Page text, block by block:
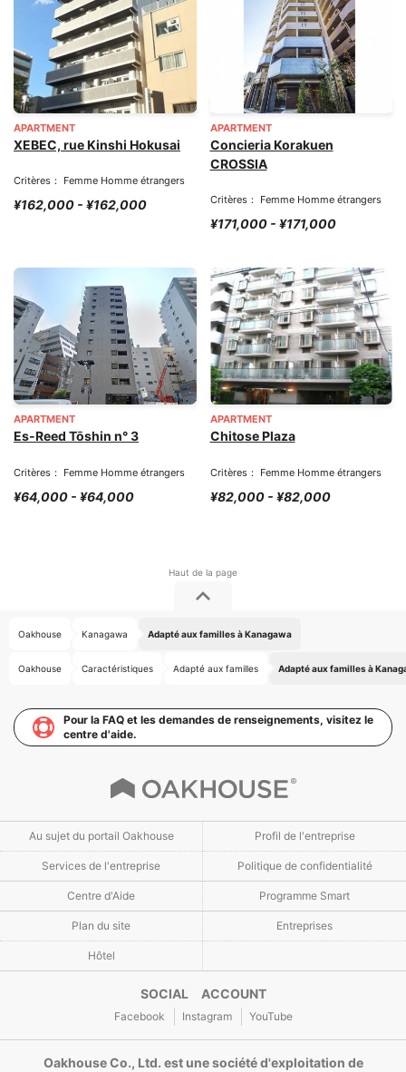
APARTMENT
XEBEC, rue Kinshi Hokusai
Critères： Femme Homme étrangers
¥162,000 - ¥162,000
APARTMENT
Concieria Korakuen
CROSSIA
Critères： Femme Homme étrangers
¥171,000 - ¥171,000
APARTMENT
Es-Reed Tōshin n° 3
Critères： Femme Homme étrangers
¥64,000 - ¥64,000
APARTMENT
Chitose Plaza
Critères： Femme Homme étrangers
¥82,000 - ¥82,000
Oakhouse Kanagawa Adapté aux familles à Kanagawa
Oakhouse Caractéristiques Adapté aux familles Adapté aux familles à
Pour la FAQ et les demandes de renseignements, visitez le
centre d'aide.
Au sujet du portail Oakhouse Profil de l'entreprise
Services de l'entreprise Politique de confidentialité
Centre d'Aide Programme Smart
Plan du site Entreprises
Hôtel
SOCIAL ACCOUNT
Facebook Instagram YouTube
Oakhouse Co., Ltd. est une société d'exploitation de